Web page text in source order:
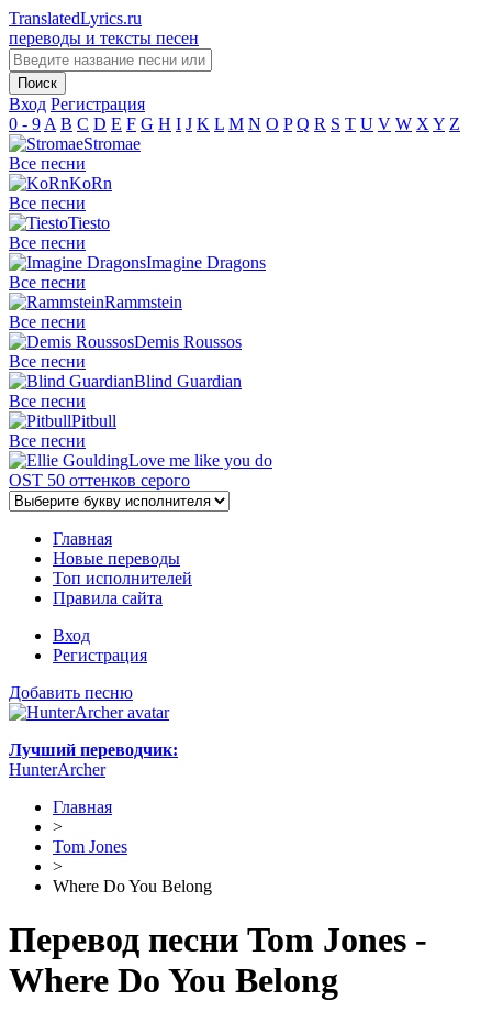
TranslatedLyrics.ru
переводы и тексты песен
Вход Регистрация
0 - 9 A B C D E F G H I J K L M N O P Q R S T U V W X Y Z
Stromae
Все песни
KoRn
Все песни
Tiesto
Все песни
Imagine Dragons
Все песни
Rammstein
Все песни
Demis Roussos
Все песни
Blind Guardian
Все песни
Pitbull
Все песни
Love me like you do
OST 50 оттенков серого
Главная
Новые переводы
Топ исполнителей
Правила сайта
Вход
Регистрация
Добавить песню
Лучший переводчик:
HunterArcher
Главная
>
Tom Jones
>
Where Do You Belong
Перевод песни Tom Jones -
Where Do You Belong